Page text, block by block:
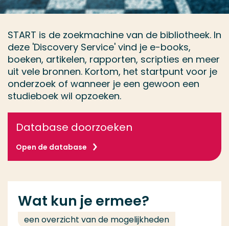
START is de zoekmachine van de bibliotheek. In
deze 'Discovery Service' vind je e-books,
boeken, artikelen, rapporten, scripties en meer
uit vele bronnen. Kortom, het startpunt voor je
onderzoek of wanneer je een gewoon een
studieboek wil opzoeken.
Database doorzoeken
Open de database
Wat kun je ermee?
een overzicht van de mogelijkheden